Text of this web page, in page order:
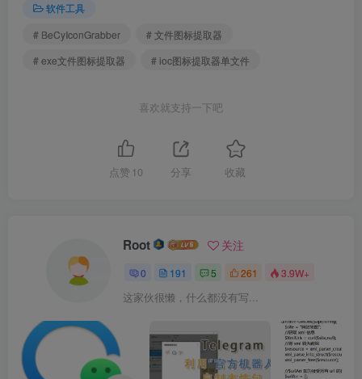
软件工具
# BeCyIconGrabber
# 文件图标提取器
# exe文件图标提取器
# ioc图标提取器单文件
喜欢就支持一下吧
点赞 10 分享 收藏
Root 关注
0 191 5 261 3.9W+
这家伙很懒，什么都没有写...